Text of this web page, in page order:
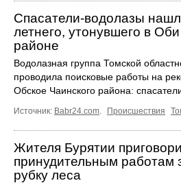
Спасатели-водолазы
летнего, утонувшего в
районе
Водолазная группа Томской
проводила поисковые работы на
Обское Чаинского района:
Источник: Babr24.com Происшествия
Жителя Бурятии
принудительным работам
рубку леса